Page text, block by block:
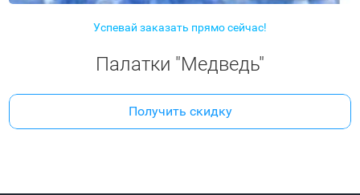
Успевай заказать прямо сейчас!
Палатки "Медведь"
Получить скидку